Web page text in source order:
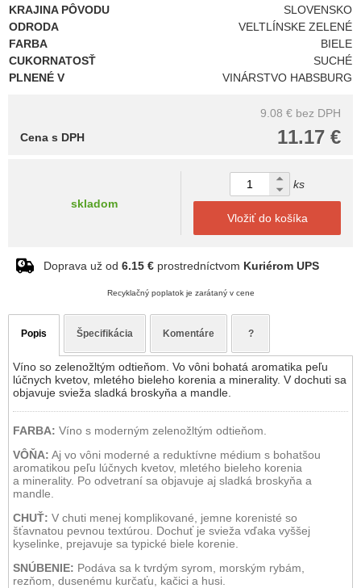
KRAJINA PÔVODU
SLOVENSKO
ODRODA
VELTLÍNSKE ZELENÉ
FARBA
BIELE
CUKORNATOSŤ
SUCHÉ
PLNENÉ V
VINÁRSTVO HABSBURG
9.08 € bez DPH
11.17 €
Cena s DPH
skladom
ks
Vložiť do košíka
Doprava už od 6.15 € prostredníctvom Kuriérom UPS
Recyklačný poplatok je zarátaný v cene
Popis Špecifikácia Komentáre ?
Víno so zelenožltým odtieňom. Vo vôni bohatá aromatika peľu
lúčnych kvetov, mletého bieleho korenia a minerality. V dochuti sa
objavuje svieža sladká broskyňa a mandle.
FARBA: Víno s moderným zelenožltým odtieňom.
VÔŇA: Aj vo vôni moderné a reduktívne médium s bohatšou
aromatikou peľu lúčnych kvetov, mletého bieleho korenia
a minerality. Po odvetraní sa objavuje aj sladká broskyňa a
mandle.
CHUŤ: V chuti menej komplikované, jemne korenisté so
šťavnatou pevnou textúrou. Dochuť je svieža vďaka vyššej
kyselinke, prejavuje sa typické biele korenie.
SNÚBENIE: Podáva sa k tvrdým syrom, morským rybám,
rezňom, dusenému kurčaťu, kačici a husi.